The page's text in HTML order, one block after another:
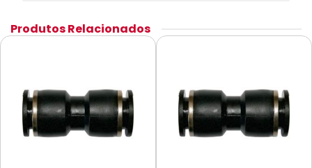
Produtos Relacionados